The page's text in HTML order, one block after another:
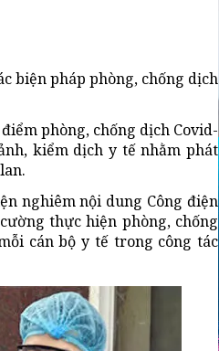
biện pháp phòng, chống dịch
phòng, chống dịch Covid-
kiểm dịch y tế nhằm phát
nghiêm nội dung Công điện
thực hiện phòng, chống
cán bộ y tế trong công tác